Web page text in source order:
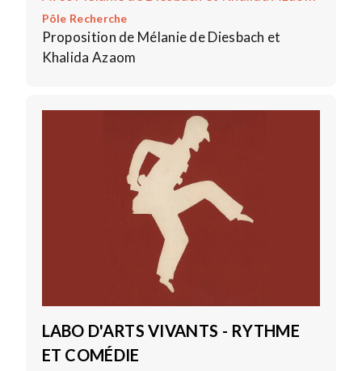
Pôle Recherche
Proposition de Mélanie de Diesbach et
Khalida Azaom
LABO D'ARTS VIVANTS - RYTHME
ET COMÉDIE